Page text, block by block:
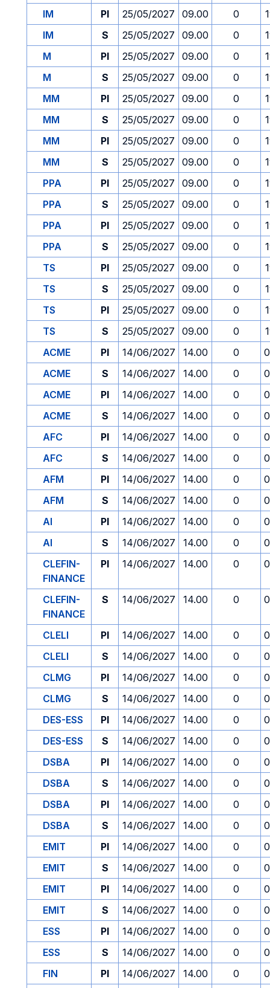
IM PI 25/05/2027 09.00 0
IM
S 25/05/2027 09.00 0
M
PI 25/05/2027 09.00 0
M
S 25/05/2027 09.00 0
MM
PI 25/05/2027 09.00 0
MM
S 25/05/2027 09.00 0
MM
PI 25/05/2027 09.00 0
MM
S 25/05/2027 09.00 0
PPA
PI 25/05/2027 09.00 0
PPA
S 25/05/2027 09.00 0
PPA
PI 25/05/2027 09.00 0
PPA
S 25/05/2027 09.00 0
TS
PI 25/05/2027 09.00 0
TS
S 25/05/2027 09.00 0
TS
PI 25/05/2027 09.00 0
TS
S 25/05/2027 09.00 0
ACME
PI 14/06/2027 14.00 0
ACME
S 14/06/2027 14.00 0
ACME
PI 14/06/2027 14.00 0
ACME
S 14/06/2027 14.00 0
AFC
PI 14/06/2027 14.00 0
AFC
S 14/06/2027 14.00 0
AFM
PI 14/06/2027 14.00 0
AFM
S 14/06/2027 14.00 0
AI
PI 14/06/2027 14.00 0
AI
S 14/06/2027 14.00 0
CLEFIN-
FINANCE
PI 14/06/2027 14.00 0
CLEFIN-
FINANCE
S 14/06/2027 14.00 0
CLELI PI 14/06/2027 14.00 0
CLELI
S 14/06/2027 14.00 0
CLMG
PI 14/06/2027 14.00 0
CLMG
S 14/06/2027 14.00 0
DES-ESS
PI 14/06/2027 14.00 0
DES-ESS
S 14/06/2027 14.00 0
DSBA
PI 14/06/2027 14.00 0
DSBA
S 14/06/2027 14.00 0
DSBA
PI 14/06/2027 14.00 0
DSBA
S 14/06/2027 14.00 0
EMIT
PI 14/06/2027 14.00 0
EMIT
S 14/06/2027 14.00 0
EMIT
PI 14/06/2027 14.00 0
EMIT
S 14/06/2027 14.00 0
ESS
PI 14/06/2027 14.00 0
ESS
S 14/06/2027 14.00 0
FIN
PI 14/06/2027 14.00 0